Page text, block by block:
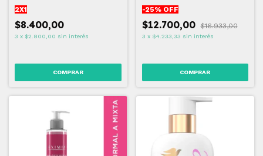
2X1
$8.400,00
3 x $2.800,00 sin interés
-25% OFF
$12.700,00 $16.933,00
3 x $4.233,33 sin interés